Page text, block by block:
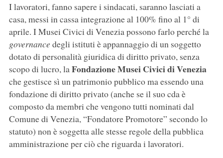
I lavoratori, fanno sapere i sindacati, saranno lasciati a
casa, messi in cassa integrazione al 100% fino al 1° di
aprile. I Musei Civici di Venezia possono farlo perché la
governancedegli istituti è appannaggio di un soggetto
dotato di personalità giuridica di diritto privato, senza
scopo di lucro, laFondazione Musei Civici di Venezia
che gestisce sì un patrimonio pubblico ma essendo una
fondazione di diritto privato (anche se il suo cda è
composto da membri che vengono tutti nominati dal
Comune di Venezia, “Fondatore Promotore” secondo lo
statuto) non è soggetta alle stesse regole della pubblica
amministrazione per ciò che riguarda i lavoratori.